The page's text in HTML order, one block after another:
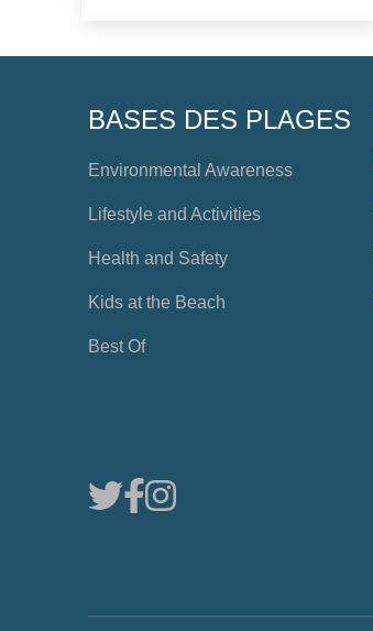
BASES DES PLAGES
Environmental Awareness
Lifestyle and Activities
Health and Safety
Kids at the Beach
Best Of